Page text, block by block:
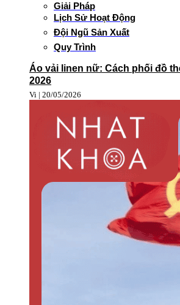
Giải Pháp
Lịch Sử Hoạt Động
Đội Ngũ Sản Xuất
Quy Trình
Áo vải linen nữ: Cách phối đồ
2026
Vi 20/05/2026